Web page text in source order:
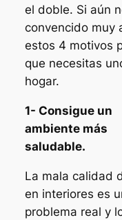
el doble. Si aún
convencido muy
estos 4 motivos
que necesitas
hogar.
1- Consigue un
ambiente más
saludable.
La mala calidad
en interiores es
problema real y